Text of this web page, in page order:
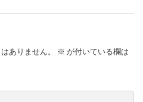
ありません。 ※ が付いている欄は